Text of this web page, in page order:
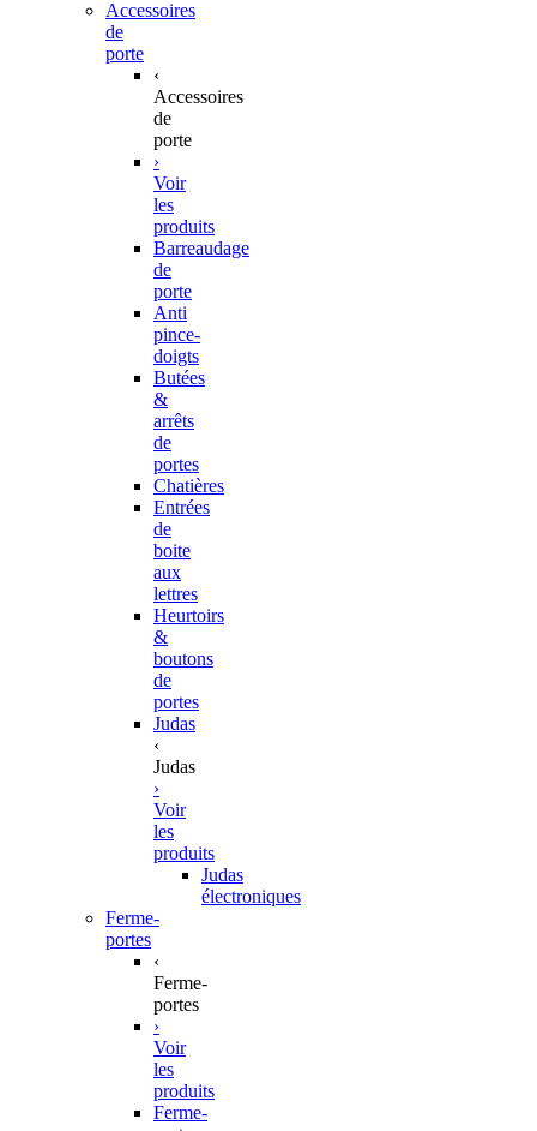
Accessoires
de
porte
‹
Accessoires
de
porte
›
Voir
les
produits
Barreaudage
de
porte
Anti
pince-
doigts
Butées
&
arrêts
de
portes
Chatières
Entrées
de
boite
aux
lettres
Heurtoirs
&
boutons
de
portes
Judas
‹
Judas
›
Voir
les
produits
Judas
électroniques
Ferme-
portes
‹
Ferme-
portes
›
Voir
les
produits
Ferme-